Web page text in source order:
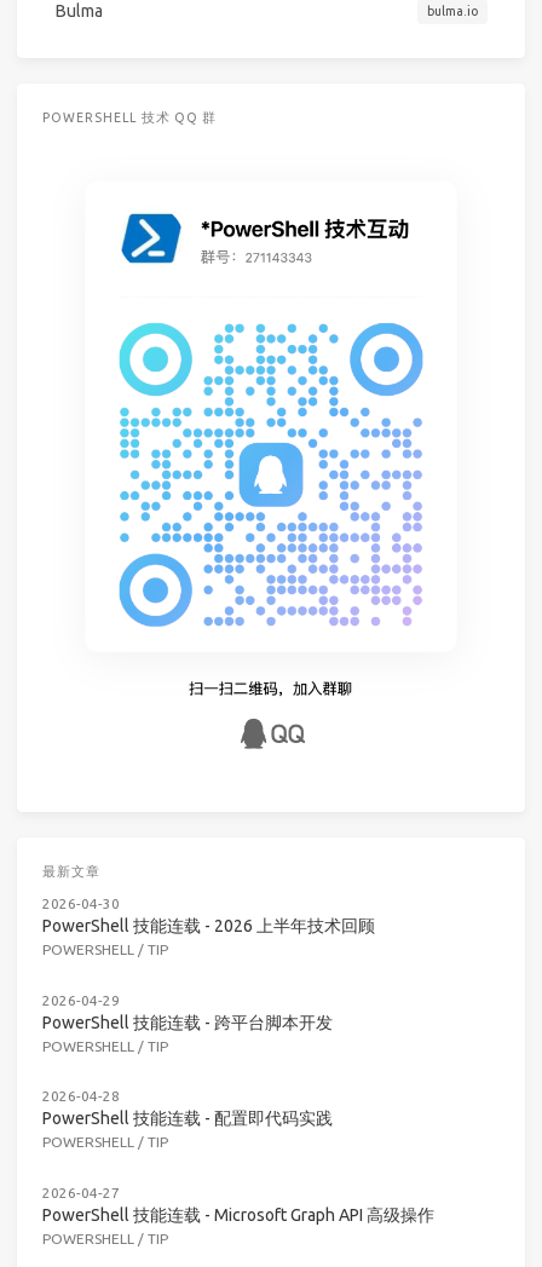
Bulma bulma.io
POWERSHELL 技术 QQ 群
最新文章
2026-04-30
PowerShell 技能连载 - 2026 上半年技术回顾
POWERSHELL / TIP
2026-04-29
PowerShell 技能连载 - 跨平台脚本开发
POWERSHELL / TIP
2026-04-28
PowerShell 技能连载 - 配置即代码实践
POWERSHELL / TIP
2026-04-27
PowerShell 技能连载 - Microsoft Graph API 高级操作
POWERSHELL / TIP